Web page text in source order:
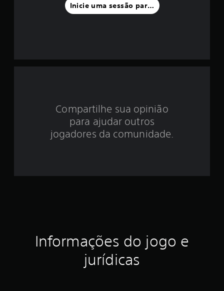
d
e
Inicie uma sessão para classificar
Compartilhe sua opinião
para ajudar outros
jogadores da comunidade.
Informações do jogo e
jurídicas